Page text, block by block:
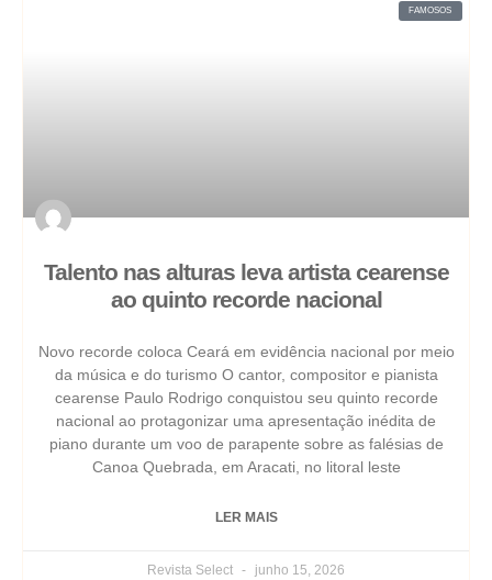
FAMOSOS
Talento nas alturas leva artista cearense
ao quinto recorde nacional
Novo recorde coloca Ceará em evidência nacional por meio
da música e do turismo O cantor, compositor e pianista
cearense Paulo Rodrigo conquistou seu quinto recorde
nacional ao protagonizar uma apresentação inédita de
piano durante um voo de parapente sobre as falésias de
Canoa Quebrada, em Aracati, no litoral leste
LER MAIS
Revista Select junho 15, 2026